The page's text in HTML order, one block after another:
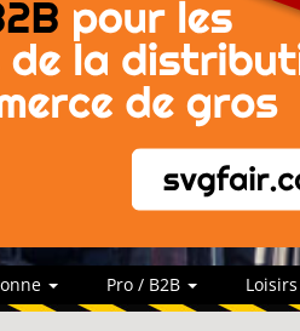
Pro / B2B Loisirs